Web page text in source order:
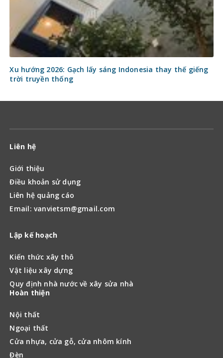
Xu hướng 2026: Gạch lấy sáng Indonesia thay thế giếng
trời truyền thống
Liên hệ
Giới thiệu
Điều khoản sử dụng
Liên hệ quảng cáo
Email: vanvietsm@gmail.com
Lập kế hoạch
Kiến thức xây thô
Vật liệu xây dựng
Quy định nhà nước về xây sửa nhà
Hoàn thiện
Nội thất
Ngoại thất
Cửa nhựa, cửa gỗ, cửa nhôm kính
Đèn